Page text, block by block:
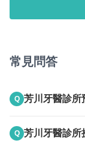
常見問答
Q 芳川牙醫診所
Q 芳川牙醫診所